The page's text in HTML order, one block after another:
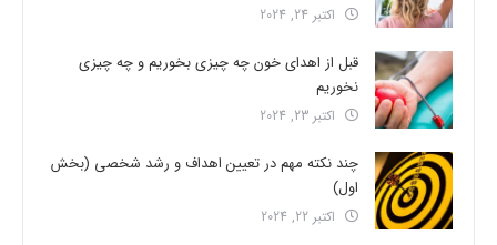
اکتبر 24, 2024
قبل از اهدای خون چه چیزی بخوریم و چه چیزی
نخوریم
اکتبر 23, 2024
چند نکته مهم در تعیین اهداف و رشد شخصی (بخش
اول)
اکتبر 22, 2024